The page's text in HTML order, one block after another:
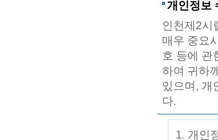
개인정보
인천제2시
매우 중요
호 등에 관
하여 귀하
있으며, 개
다.
1. 개인